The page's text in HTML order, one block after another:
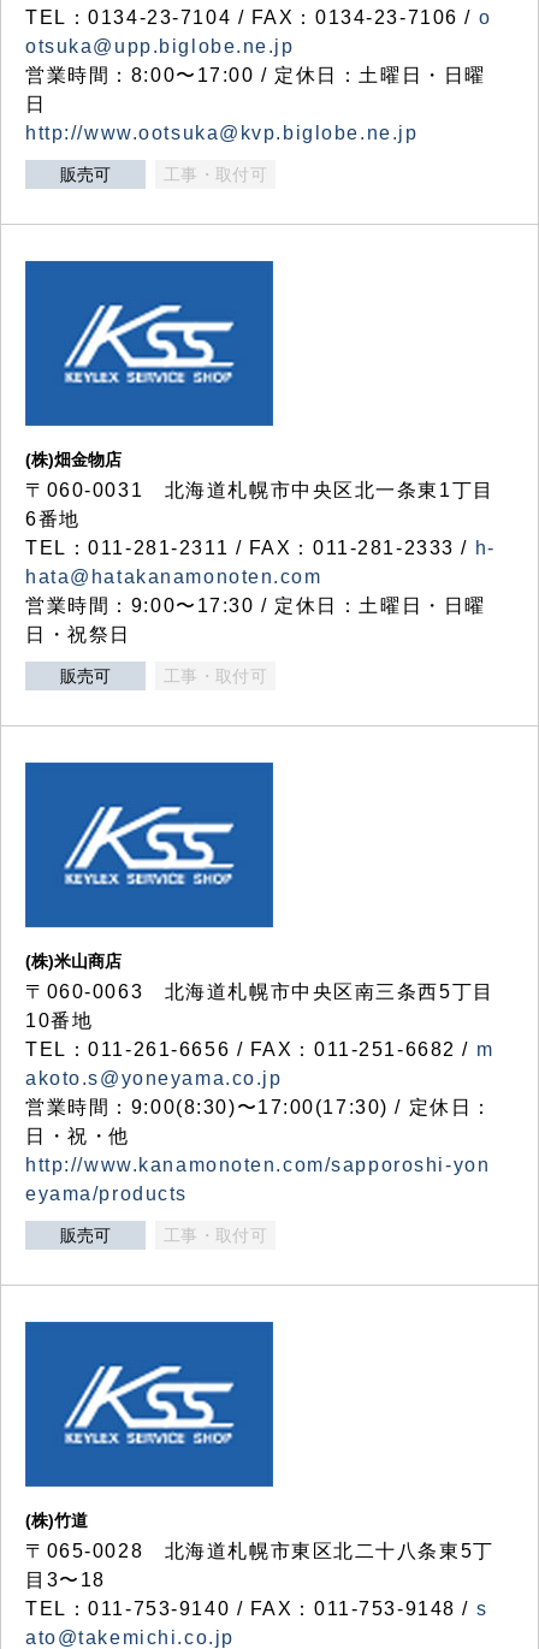
TEL：0134-23-7104 / FAX：0134-23-7106 / o
otsuka@upp.biglobe.ne.jp
営業時間：8:00〜17:00 / 定休日：土曜日・日曜
日
http://www.ootsuka@kvp.biglobe.ne.jp
販売可 工事・取付可
(株)畑金物店
〒060-0031 北海道札幌市中央区北一条東1丁目
6番地
TEL：011-281-2311 / FAX：011-281-2333 / h-
hata@hatakanamonoten.com
営業時間：9:00〜17:30 / 定休日：土曜日・日曜
日・祝祭日
販売可 工事・取付可
(株)米山商店
〒060-0063 北海道札幌市中央区南三条西5丁目
10番地
TEL：011-261-6656 / FAX：011-251-6682 / m
akoto.s@yoneyama.co.jp
営業時間：9:00(8:30)〜17:00(17:30) / 定休日：
日・祝・他
http://www.kanamonoten.com/sapporoshi-yon
eyama/products
販売可 工事・取付可
(株)竹道
〒065-0028 北海道札幌市東区北二十八条東5丁
目3〜18
TEL：011-753-9140 / FAX：011-753-9148 / s
ato@takemichi.co.jp